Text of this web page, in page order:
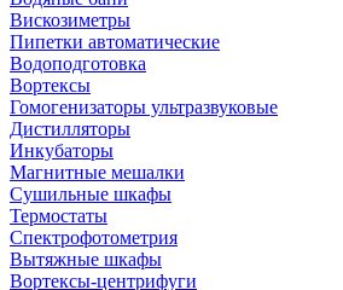
Вискозиметры
Пипетки автоматические
Водоподготовка
Вортексы
Гомогенизаторы ультразвуковые
Дистилляторы
Инкубаторы
Магнитные мешалки
Сушильные шкафы
Термостаты
Спектрофотометрия
Вытяжные шкафы
Вортексы-центрифуги